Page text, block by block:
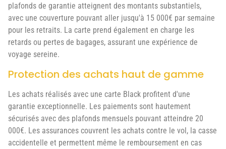
plafonds de garantie atteignent des montants substantiels,
avec une couverture pouvant aller jusqu'à 15 000€ par semaine
pour les retraits. La carte prend également en charge les
retards ou pertes de bagages, assurant une expérience de
voyage sereine.
Protection des achats haut de gamme
Les achats réalisés avec une carte Black profitent d'une
garantie exceptionnelle. Les paiements sont hautement
sécurisés avec des plafonds mensuels pouvant atteindre 20
000€. Les assurances couvrent les achats contre le vol, la casse
accidentelle et permettent même le remboursement en cas